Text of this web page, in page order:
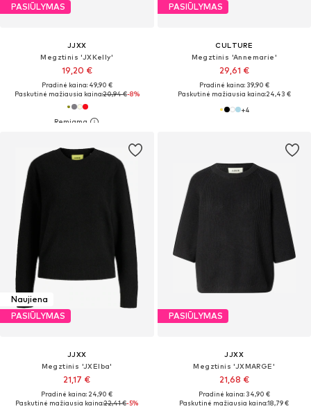
PASIŪLYMAS
JJXX
Megztinis 'JXKelly'
19,20 €
Pradinė kaina: 49,90 €
Paskutinė mažiausia kaina:20,94 €-8%
PASIŪLYMAS
CULTURE
Megztinis 'Annemarie'
29,61 €
Pradinė kaina: 39,90 €
Paskutinė mažiausia kaina:24,43 €
+4
Naujiena
PASIŪLYMAS
JJXX
Megztinis 'JXElba'
21,17 €
Pradinė kaina: 24,90 €
Paskutinė mažiausia kaina:22,41 €-5%
PASIŪLYMAS
JJXX
Megztinis 'JXMARGE'
21,68 €
Pradinė kaina: 34,90 €
Paskutinė mažiausia kaina:18,79 €